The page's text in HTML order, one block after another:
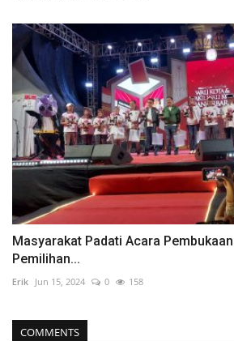
Masyarakat Padati Acara
Pemilihan...
Erik Jun 15, 2024 0 158
COMMENTS